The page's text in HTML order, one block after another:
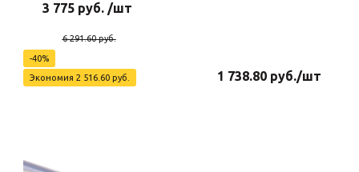
3 775 руб. /шт
6 291.60руб.
-40%
Экономия 2 516.60 руб. 1 738.80 руб./шт